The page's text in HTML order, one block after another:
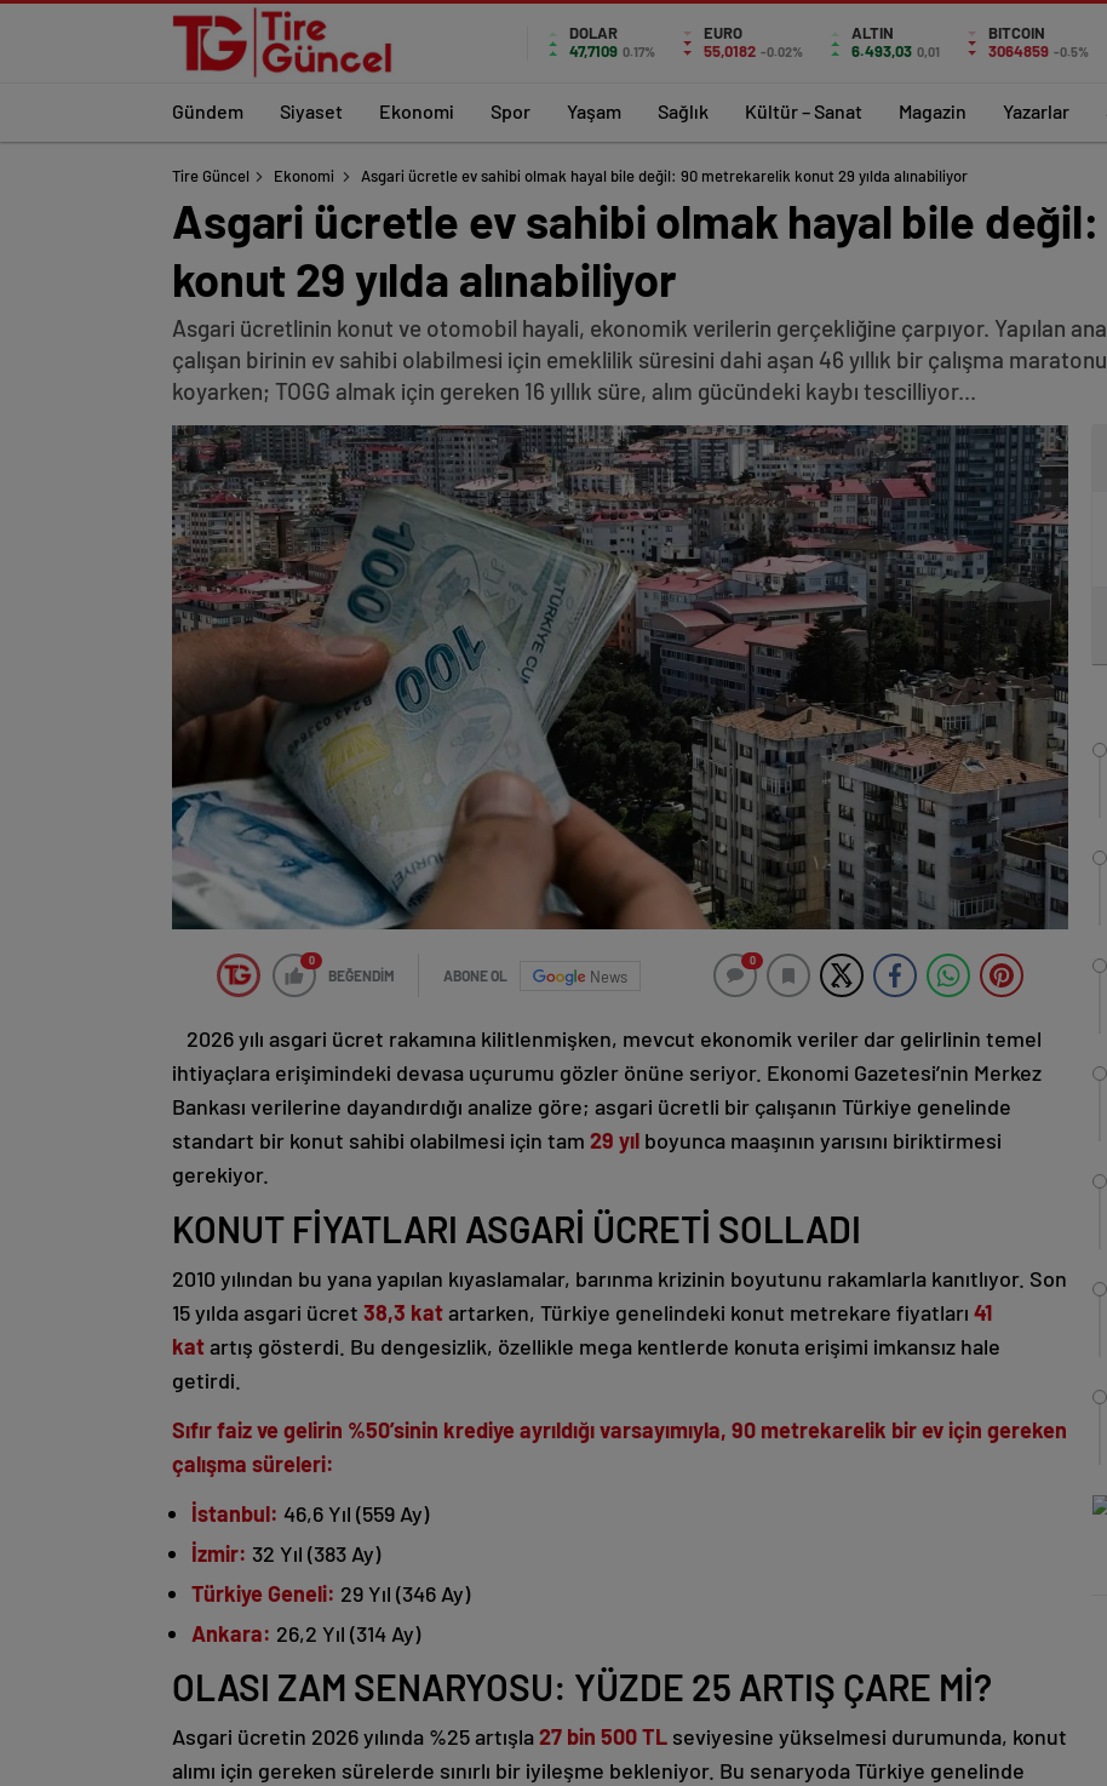
DOLAR
47,7109 0.17%
EURO
55,0182 -0.02%
ALTIN
6.493,03 0,01
BITCOIN
3064859 -0.5%
Gündem Siyaset Ekonomi Spor Yaşam Sağlık Kültür – Sanat Magazin Yazarlar
Tire Güncel Ekonomi Asgari ücretle ev sahibi olmak hayal bile değil: 90 metrekarelik konut 29 yılda alınabiliyor
Asgari ücretle ev sahibi olmak hayal bile
konut 29 yılda alınabiliyor
Asgari ücretlinin konut ve otomobil hayali, ekonomik verilerin gerçekliğine çarpıyor. Yapılan
çalışan birinin ev sahibi olabilmesi için emeklilik süresini dahi aşan 46 yıllık bir çalışma
koyarken; TOGG almak için gereken 16 yıllık süre, alım gücündeki kaybı tescilliyor...
0
BEĞENDİM ABONE OL News
0
2026 yılı asgari ücret rakamına kilitlenmişken, mevcut ekonomik veriler dar gelirlinin temel
ihtiyaçlara erişimindeki devasa uçurumu gözler önüne seriyor. Ekonomi Gazetesi’nin Merkez
Bankası verilerine dayandırdığı analize göre; asgari ücretli bir çalışanın Türkiye genelinde
standart bir konut sahibi olabilmesi için tam 29 yıl boyunca maaşının yarısını biriktirmesi
gerekiyor.
KONUT FİYATLARI ASGARİ ÜCRETİ SOLLADI
2010 yılından bu yana yapılan kıyaslamalar, barınma krizinin boyutunu rakamlarla kanıtlıyor. Son
15 yılda asgari ücret 38,3 katartarken, Türkiye genelindeki konut metrekare fiyatları 41
katartış gösterdi. Bu dengesizlik, özellikle mega kentlerde konuta erişimi imkansız hale
getirdi.
Sıfır faiz ve gelirin %50’sinin krediye ayrıldığı varsayımıyla, 90 metrekarelik bir ev için gereken
çalışma süreleri:
İstanbul: 46,6 Yıl (559 Ay)
İzmir: 32 Yıl (383 Ay)
Türkiye Geneli: 29 Yıl (346 Ay)
Ankara: 26,2 Yıl (314 Ay)
OLASI ZAM SENARYOSU: YÜZDE 25 ARTIŞ ÇARE Mİ?
Asgari ücretin 2026 yılında %25 artışla27 bin 500 TL seviyesine yükselmesi durumunda, konut
alımı için gereken sürelerde sınırlı bir iyileşme bekleniyor. Bu senaryoda Türkiye genelinde